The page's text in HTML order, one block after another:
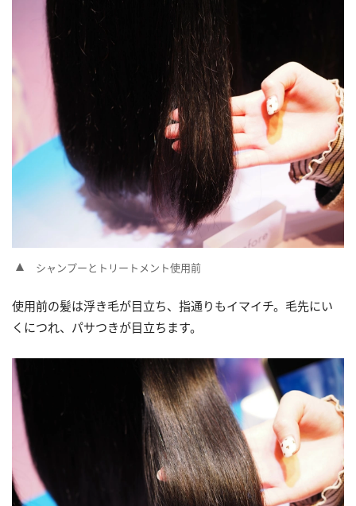
シャンプーとトリートメント使用前
使用前の髪は浮き毛が目立ち、指通りもイマイチ。毛先にい
くにつれ、パサつきが目立ちます。